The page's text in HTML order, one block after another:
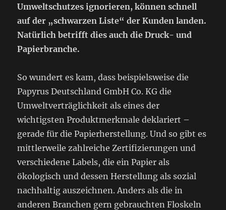
Umweltschutzes ignorieren, können schnell
auf der „schwarzen Liste“ der Kunden landen.
Natürlich betrifft dies auch die Druck- und
Papierbranche.
So wundert es kam, dass beispielsweise die
Papyrus Deutschland GmbH Co. KG die
Umweltverträglichkeit als eines der
wichtigsten Produktmerkmale deklariert –
gerade für die Papierherstellung. Und so gibt es
mittlerweile zahlreiche Zertifizierungen und
verschiedene Labels, die ein Papier als
ökologisch und dessen Herstellung als sozial
nachhaltig auszeichnen. Anders als die in
anderen Branchen gern gebrauchten Floskeln